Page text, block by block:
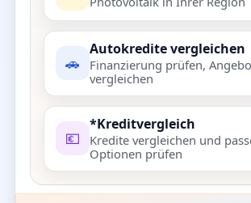
🚗
Autokredite vergleichen
Finanzierung prüfen,
vergleichen
💶
*Kreditvergleich
Kredite vergleichen und
Optionen prüfen